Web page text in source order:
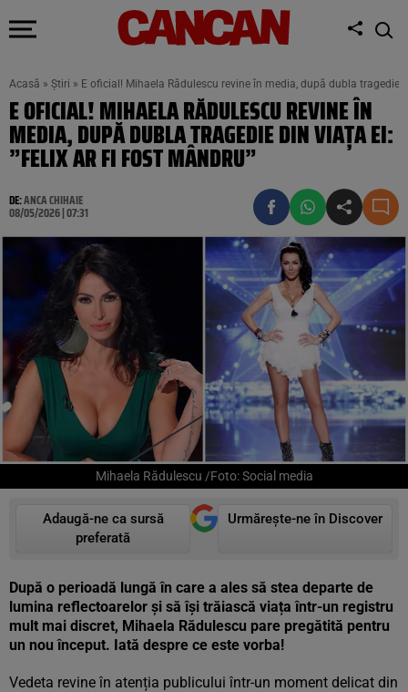
Acasă » Știri » E oficial! Mihaela Rădulescu revine în media, după dubla tragedie
E OFICIAL! MIHAELA RĂDULESCU REVINE ÎN
MEDIA, DUPĂ DUBLA TRAGEDIE DIN VIAȚA EI:
”FELIX AR FI FOST MÂNDRU”
DE:ANCA CHIHAIE
08/05/2026 | 07:31
Mihaela Rădulescu /Foto: Social media
Adaugă-ne ca sursă
preferată
Urmărește-ne în Discover
După o perioadă lungă în care a ales să stea departe de
lumina reflectoarelor și să își trăiască viața într-un registru
mult mai discret, Mihaela Rădulescu pare pregătită pentru
un nou început. Iată despre ce este vorba!
Vedeta revine în atenția publicului într-un moment delicat din